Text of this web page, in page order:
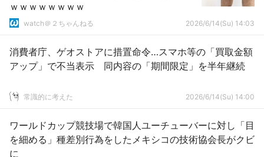
ｗｗｗｗｗｗｗｗ
watch＠２ちゃんねる 2026/6/14(Su) 14:03
消費者庁、ゲオストアに措置命令…スマホ等の「買取金額
アップ」で不当表示 同内容の「期間限定」を半年継続
常識的に考えた 2026/6/14(Su) 14:00
ワールドカップ競技場で韓国人ユーチューバーに対し「目
を細める」種差別行為をしたメキシコの技術協会長がクビ
に